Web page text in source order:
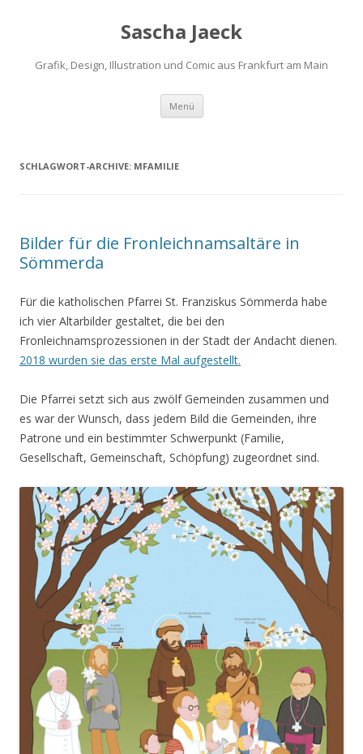
Sascha Jaeck
Grafik, Design, Illustration und Comic aus Frankfurt am Main
Menü Zum
springen
SCHLAGWORT-ARCHIVE: MFAMILIE
Bilder für die Fronleichnamsaltäre in
Sömmerda
Für die katholischen Pfarrei St. Franziskus Sömmerda habe
ich vier Altarbilder gestaltet, die bei den
Fronleichnamsprozessionen in der Stadt der Andacht dienen.
2018 wurden sie das erste Mal aufgestellt.
Die Pfarrei setzt sich aus zwölf Gemeinden zusammen und
es war der Wunsch, dass jedem Bild die Gemeinden, ihre
Patrone und ein bestimmter Schwerpunkt (Familie,
Gesellschaft, Gemeinschaft, Schöpfung) zugeordnet sind.